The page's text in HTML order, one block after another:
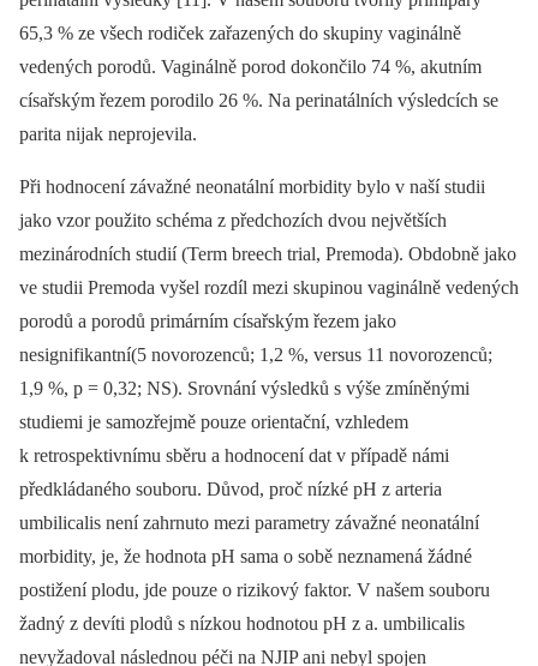
65,3 % ze všech rodiček zařazených do skupiny vaginálně
vedených porodů. Vaginálně porod dokončilo 74 %, akutním
císařským řezem porodilo 26 %. Na perinatálních výsledcích se
parita nijak neprojevila.
Při hodnocení závažné neonatální morbidity bylo v naší studii
jako vzor použito schéma z předchozích dvou největších
mezinárodních studií (Term breech trial, Premoda). Obdobně jako
ve studii Premoda vyšel rozdíl mezi skupinou vaginálně vedených
porodů a porodů primárním císařským řezem jako
nesignifikantní(5 novorozenců; 1,2 %, versus 11 novorozenců;
1,9 %, p = 0,32; NS). Srovnání výsledků s výše zmíněnými
studiemi je samozřejmě pouze orientační, vzhledem
k retrospektivnímu sběru a hodnocení dat v případě námi
předkládaného souboru. Důvod, proč nízké pH z arteria
umbilicalis není zahrnuto mezi parametry závažné neonatální
morbidity, je, že hodnota pH sama o sobě neznamená žádné
postižení plodu, jde pouze o rizikový faktor. V našem souboru
žadný z devíti plodů s nízkou hodnotou pH z a. umbilicalis
nevyžadoval následnou péči na NJIP ani nebyl spojen